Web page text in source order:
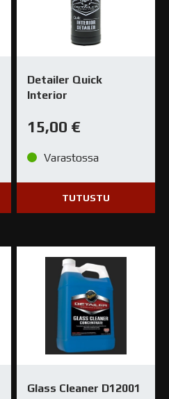
Detailer Quick
Interior
15,00 €
Varastossa
TUTUSTU
Glass Cleaner D12001